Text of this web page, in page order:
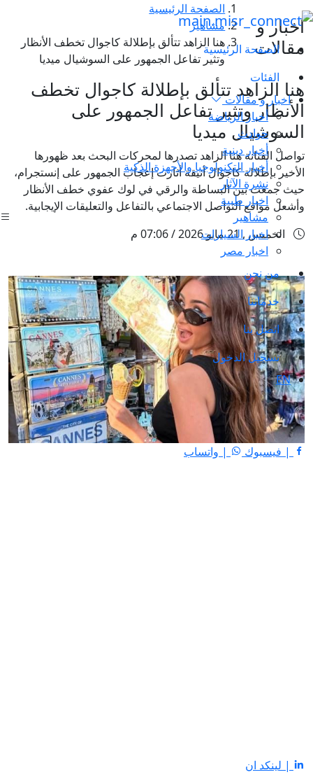
الصفحة الرئيسية
الفئات
اخبار و مقالات
أخبار الرياضة
حوادث
أخبار دينية
أخبار التكنولوجيا والأجهزة الذكية
نشرة الآثار
اخبار طبية
مشاهير
اخبار السيارات
اخبار مصر
من نحن
خدماتنا
اتصل بنا
تسجيل الدخول
EN
اخبار و
مقالات
الصفحة الرئيسية
مشاهير
هنا الزاهد تتألق بإطلالة كاجوال تخطف الأنظار
وتثير تفاعل الجمهور على السوشيال ميديا
هنا الزاهد تتألق بإطلالة كاجوال تخطف
الأنظار وتثير تفاعل الجمهور على
السوشيال ميديا
تواصل الفنانة هنا الزاهد تصدرها لمحركات البحث بعد ظهورها
الأخير بإطلالة كاجوال أنيقة أثارت إعجاب الجمهور على إنستجرام،
حيث جمعت بين البساطة والرقي في لوك عفوي خطف الأنظار
وأشعل مواقع التواصل الاجتماعي بالتفاعل والتعليقات الإيجابية.
الخميس , 21 مايو 2026 / 07:06 م
| فيسبوك | واتساب
| لينكد ان